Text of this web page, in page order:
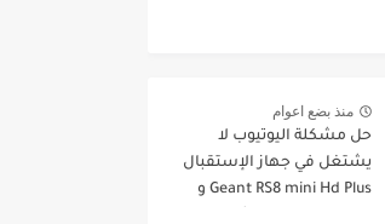
منذ بضع اعوام
حل مشكلة اليوتيوب لا
يشتغل في جهاز الإستقبال
Geant RS8 mini Hd Plus و